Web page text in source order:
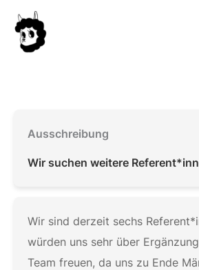
Inhalt
springen
Ausschreibung
Wir suchen weitere
Wir sind derzeit sechs
würden uns sehr über
Team freuen, da uns zu Ende